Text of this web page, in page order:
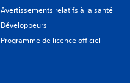
Avertissements relatifs à la santé
Développeurs
Programme de licence officiel